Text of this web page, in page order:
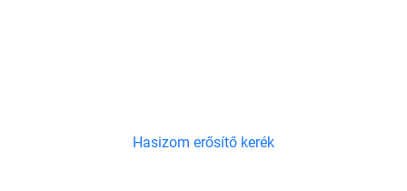
Hasizom erősítő kerék